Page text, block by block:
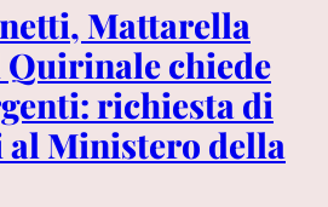
Mattarella
chiede
richiesta di
Ministero della